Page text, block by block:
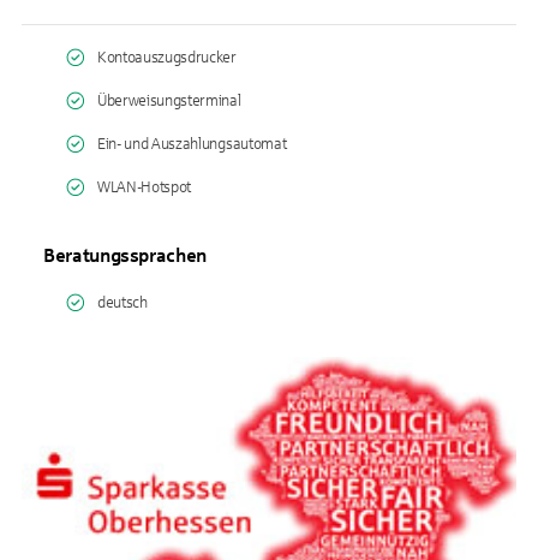
Kontoauszugsdrucker
Überweisungsterminal
Ein- und Auszahlungsautomat
WLAN-Hotspot
Beratungssprachen
deutsch